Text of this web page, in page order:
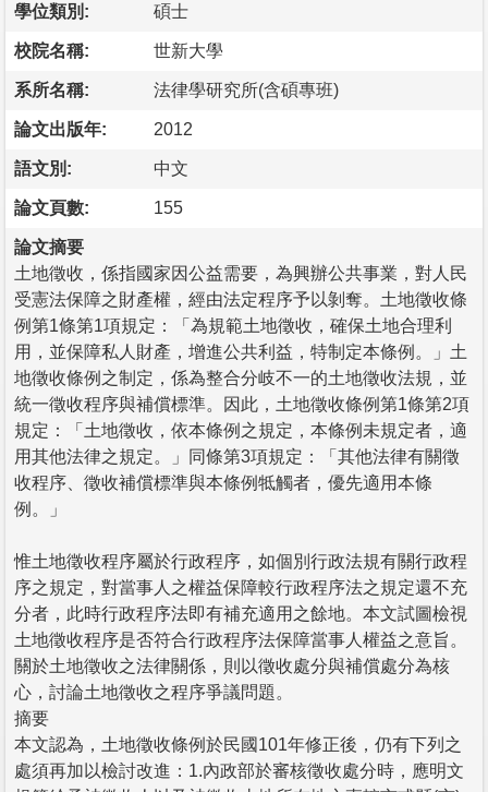
學位類別: 碩士
校院名稱: 世新大學
系所名稱: 法律學研究所(含碩專班)
論文出版年: 2012
語文別: 中文
論文頁數: 155
論文摘要
土地徵收，係指國家因公益需要，為興辦公共事業，對人民
受憲法保障之財產權，經由法定程序予以剝奪。土地徵收條
例第1條第1項規定：「為規範土地徵收，確保土地合理利
用，並保障私人財產，增進公共利益，特制定本條例。」土
地徵收條例之制定，係為整合分岐不一的土地徵收法規，並
統一徵收程序與補償標準。因此，土地徵收條例第1條第2項
規定：「土地徵收，依本條例之規定，本條例未規定者，適
用其他法律之規定。」同條第3項規定：「其他法律有關徵
收程序、徵收補償標準與本條例牴觸者，優先適用本條
例。」
惟土地徵收程序屬於行政程序，如個別行政法規有關行政程
序之規定，對當事人之權益保障較行政程序法之規定還不充
分者，此時行政程序法即有補充適用之餘地。本文試圖檢視
土地徵收程序是否符合行政程序法保障當事人權益之意旨。
關於土地徵收之法律關係，則以徵收處分與補償處分為核
心，討論土地徵收之程序爭議問題。
摘要
本文認為，土地徵收條例於民國101年修正後，仍有下列之
處須再加以檢討改進：1.內政部於審核徵收處分時，應明文